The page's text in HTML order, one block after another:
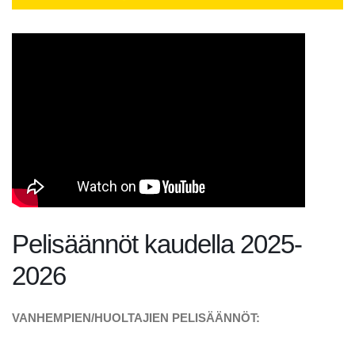
Pelisäännöt kaudella 2025-
2026
VANHEMPIEN/HUOLTAJIEN PELISÄÄNNÖT: